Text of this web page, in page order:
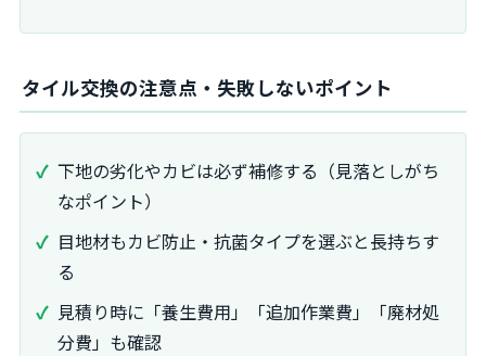
タイル交換の注意点・失敗しないポイント
下地の劣化やカビは必ず補修する（見落としがち
なポイント）
目地材もカビ防止・抗菌タイプを選ぶと長持ちす
る
見積り時に「養生費用」「追加作業費」「廃材処
分費」も確認